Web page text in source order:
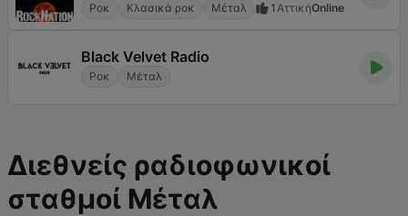
Ροκ
Κλασικά ροκ Μέταλ 1 ΑττικήOnline
Black Velvet Radio
Ροκ Μέταλ
Διεθνείς ραδιοφωνικοί
σταθμοί Μέταλ